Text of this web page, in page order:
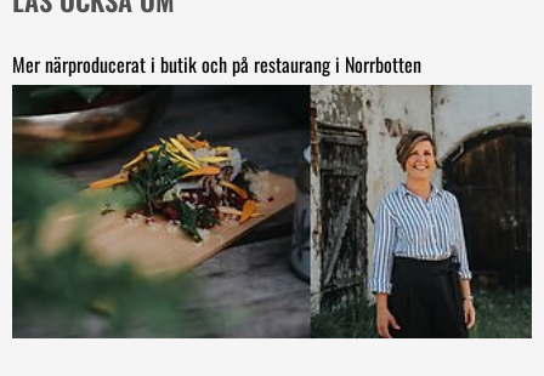
Mer närproducerat i butik och på restaurang i Norrbotten